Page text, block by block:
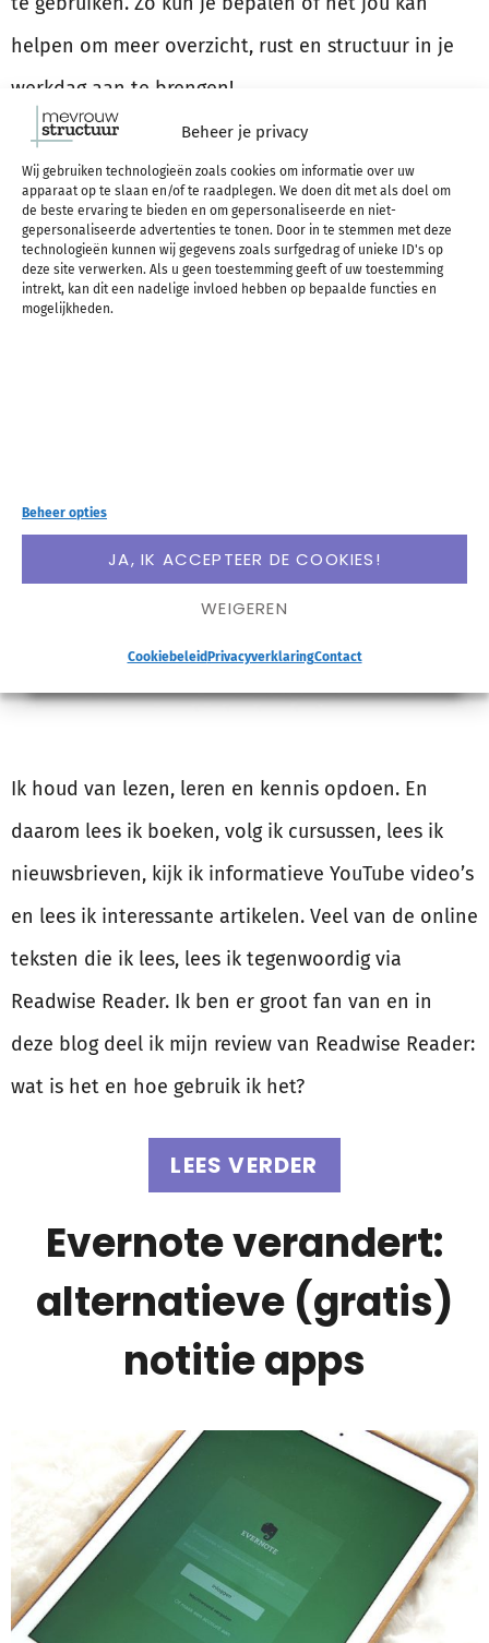
Beheer je privacy
Wij gebruiken technologieën zoals cookies om informatie over uw
apparaat op te slaan en/of te raadplegen. We doen dit met als doel om
de beste ervaring te bieden en om gepersonaliseerde en niet-
gepersonaliseerde advertenties te tonen. Door in te stemmen met deze
technologieën kunnen wij gegevens zoals surfgedrag of unieke ID's op
deze site verwerken. Als u geen toestemming geeft of uw toestemming
intrekt, kan dit een nadelige invloed hebben op bepaalde functies en
mogelijkheden.
Beheer opties
JA, IK ACCEPTEER DE COOKIES!
WEIGEREN
Cookiebeleid PrivacyverklaringContact
helpen om meer overzicht, rust en structuur in je
werkdag aan te brengen!
LEES VERDER
Readwise Reader
review: online teksten
Ik houd van lezen, leren en kennis opdoen. En
daarom lees ik boeken, volg ik cursussen, lees ik
nieuwsbrieven, kijk ik informatieve YouTube video’s
en lees ik interessante artikelen. Veel van de online
teksten die ik lees, lees ik tegenwoordig via
Readwise Reader. Ik ben er groot fan van en in
deze blog deel ik mijn review van Readwise Reader:
wat is het en hoe gebruik ik het?
LEES VERDER
Evernote verandert:
alternatieve (gratis)
notitie apps